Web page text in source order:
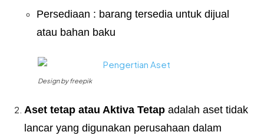
Persediaan : barang tersedia untuk dijual
atau bahan baku
Design by freepik
Aset tetap atau Aktiva Tetap adalah aset tidak
lancar yang digunakan perusahaan dalam